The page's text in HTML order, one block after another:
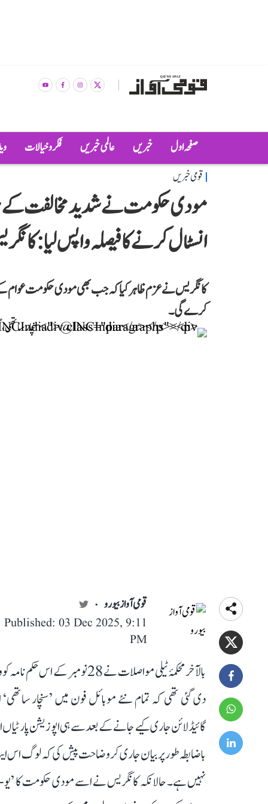
صفحہ اول خبریں عالمی خبریں فکر و خیالات
قومی خبریں
مودی حکومت نے شدید مخالفت کے
انسٹال کرنے کا فیصلہ واپس لیا:
کانگریس نے عزم ظاہر کیا کہ جب بھی مودی حکومت عوام
کرے گی۔
قومی آواز بیورو
Published: 03 Dec 2025, 9:11
PM
بالآخر محکمۂ ٹیلی مواصلات نے
دی گئی تھی کہ تمام نئے موبائل فون میں ’سنچار
باضابطہ طور پر بیان جاری کر وضاحت پیش کی کہ لوگ
نہیں ہے۔ حالانکہ کانگریس نے اسے مودی حکومت کا